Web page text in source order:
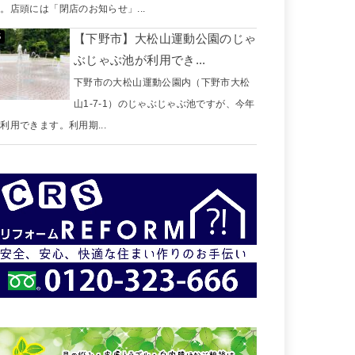
店頭には「閉店のお知らせ」...
【下野市】大松山運動公園のじゃ
ぶじゃぶ池が利用でき...
下野市の大松山運動公園内（下野市大松
山1-7-1）のじゃぶじゃぶ池ですが、今年
用できます。利用期...